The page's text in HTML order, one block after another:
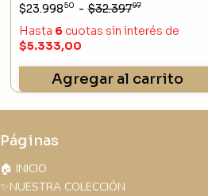
$23.99850 - $32.39797
Hasta 6cuotas sin interés de
$5.333,00
Agregar al carrito
Páginas
🏠 INICIO
✨NUESTRA COLECCIÓN